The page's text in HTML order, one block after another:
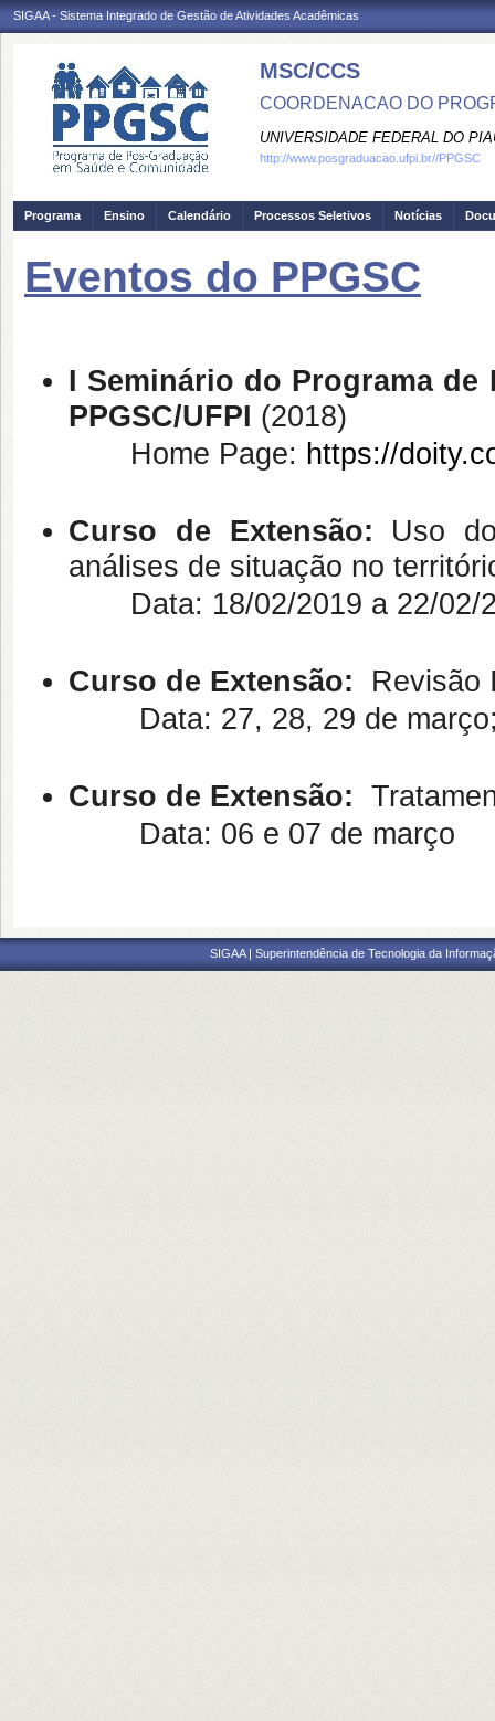
SIGAA - Sistema Integrado de Gestão de Atividades Acadêmicas
MSC/CCS
COORDENACAO DO
UNIVERSIDADE FEDERAL DO
http://www.posgraduacao.ufpi.br//PPGSC
Programa Ensino Calendário Processos Seletivos Notícias
Eventos do PPGSC
I Seminário do Programa de
PPGSC/UFPI (2018)
Home Page: https://
Curso de Extensão: Uso
análises de situação no
Data: 18/02/2019 a 22/02/
Curso de Extensão:
Revisão
Data: 27, 28, 29 de
Curso de Extensão:
Data: 06 e 07 de março
SIGAA | Superintendência de Tecnologia da